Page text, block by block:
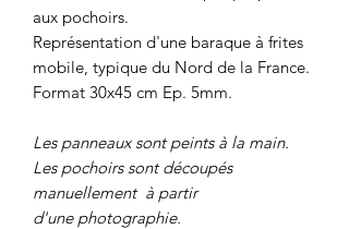
aux pochoirs.
Représentation d'une baraque à frites
mobile, typique du Nord de la France.
Format 30x45 cm Ep. 5mm.
Les panneaux sont peints à la main.
Les pochoirs sont découpés
manuellement à partir
d'une photographie.